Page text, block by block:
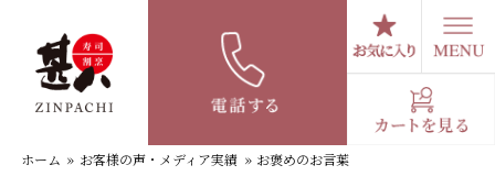
お褒めのお言葉
ホーム » お客様の声・メディア実績 » お褒めのお言葉